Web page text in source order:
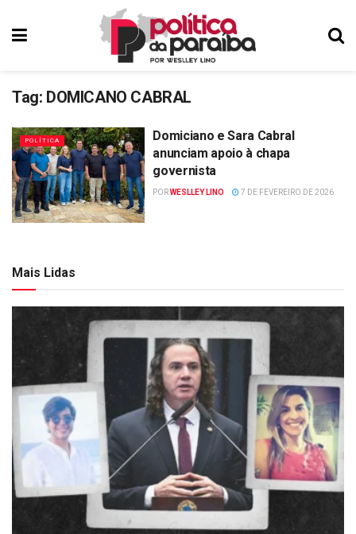
Tag: DOMICANO CABRAL
POLÍTICA
Domiciano e Sara Cabral
anunciam apoio à chapa
governista
PORWESLLEY LINO 7 DE FEVEREIRO DE 2026
Mais Lidas